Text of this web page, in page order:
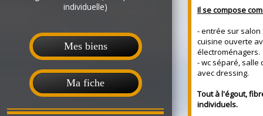
individuelle)
Mes biens
Ma fiche
Il se compose
- entrée sur
cuisine ouverte
électroménagers.
- wc séparé,
avec dressing.
Tout à l'égout,
individuels.